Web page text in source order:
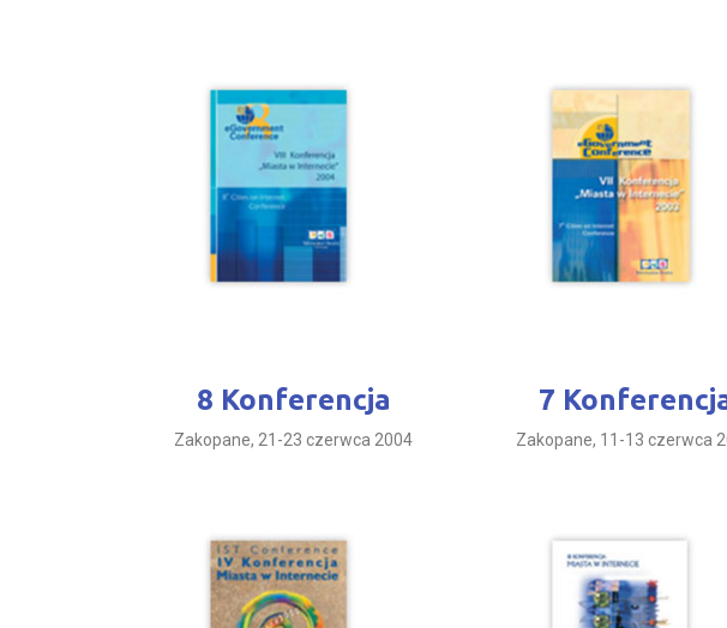
8 Konferencja
Zakopane, 21-23 czerwca 2004
7
Zakopane, 11-13 czerwca